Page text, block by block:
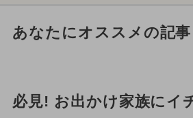
あなたにオススメの記事
必見! お出かけ家族にイ